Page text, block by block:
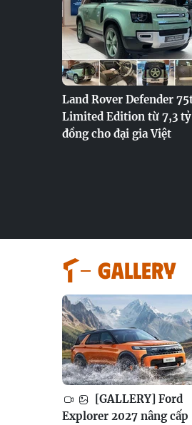
Land Rover Defender
Limited Edition từ 7,3 tỷ
đồng cho đại gia Việt
GALLERY
[GALLERY] Ford
Explorer 2027 nâng cấp